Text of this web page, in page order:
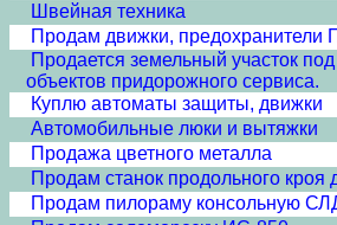
Швейная техника
Продам движки, предохранители
Продается земельный участок под
объектов придорожного сервиса.
Куплю автоматы защиты, движки
Автомобильные люки и вытяжки
Продажа цветного металла
Продам станок продольного кроя
Продам пилораму консольную